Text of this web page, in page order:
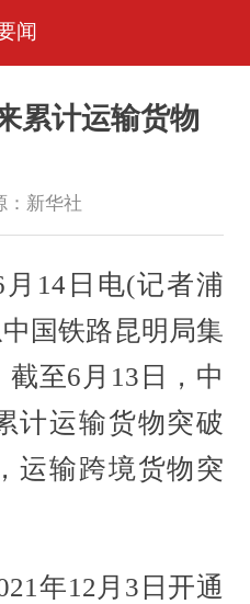
闻
累计运输货物
新华社
14日电(记者浦
国铁路昆明局集
至6月13日，中
计运输货物突破
运输跨境货物突
年12月3日开通